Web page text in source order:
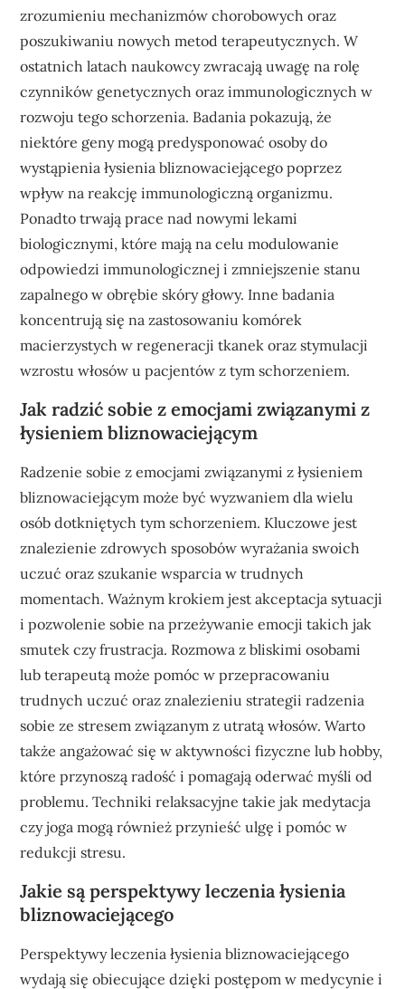
zrozumieniu mechanizmów chorobowych oraz
poszukiwaniu nowych metod terapeutycznych. W
ostatnich latach naukowcy zwracają uwagę na rolę
czynników genetycznych oraz immunologicznych w
rozwoju tego schorzenia. Badania pokazują, że
niektóre geny mogą predysponować osoby do
wystąpienia łysienia bliznowaciejącego poprzez
wpływ na reakcję immunologiczną organizmu.
Ponadto trwają prace nad nowymi lekami
biologicznymi, które mają na celu modulowanie
odpowiedzi immunologicznej i zmniejszenie stanu
zapalnego w obrębie skóry głowy. Inne badania
koncentrują się na zastosowaniu komórek
macierzystych w regeneracji tkanek oraz stymulacji
wzrostu włosów u pacjentów z tym schorzeniem.
Jak radzić sobie z emocjami związanymi z
łysieniem bliznowaciejącym
Radzenie sobie z emocjami związanymi z łysieniem
bliznowaciejącym może być wyzwaniem dla wielu
osób dotkniętych tym schorzeniem. Kluczowe jest
znalezienie zdrowych sposobów wyrażania swoich
uczuć oraz szukanie wsparcia w trudnych
momentach. Ważnym krokiem jest akceptacja sytuacji
i pozwolenie sobie na przeżywanie emocji takich jak
smutek czy frustracja. Rozmowa z bliskimi osobami
lub terapeutą może pomóc w przepracowaniu
trudnych uczuć oraz znalezieniu strategii radzenia
sobie ze stresem związanym z utratą włosów. Warto
także angażować się w aktywności fizyczne lub hobby,
które przynoszą radość i pomagają oderwać myśli od
problemu. Techniki relaksacyjne takie jak medytacja
czy joga mogą również przynieść ulgę i pomóc w
redukcji stresu.
Jakie są perspektywy leczenia łysienia
bliznowaciejącego
Perspektywy leczenia łysienia bliznowaciejącego
wydają się obiecujące dzięki postępom w medycynie i